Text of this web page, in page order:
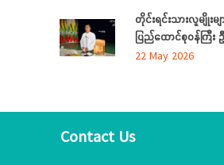
တွေ့ဆုံဆွေးနွေး၊ ဝန်
စကားပြောကြား
တိုင်းရင်းသားလူမျိုးမျ
ပြည်ထောင်စုဝန်ကြီး
မွန်ပြည်နယ် အတွင်းရှိ
22 May 2026
Contact Us